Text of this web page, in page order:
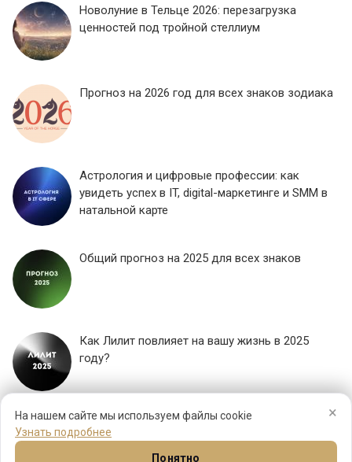
×
На нашем сайте мы используем файлы cookie
Узнать подробнее
Понятно
Новолуние в Тельце 2026: перезагрузка
ценностей под тройной стеллиум
Прогноз на 2026 год для всех знаков зодиака
Астрология и цифровые профессии: как
увидеть успех в IT, digital-маркетинге и SMM в
натальной карте
Общий прогноз на 2025 для всех знаков
Как Лилит повлияет на вашу жизнь в 2025
году?
ЕЩЕ...